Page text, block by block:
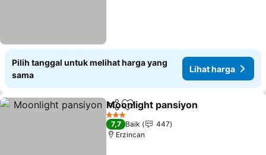
Pilih tanggal untuk melihat harga yang
sama
Lihat harga
BagikanTambahkan ke favorit
Moonlight pansiyon
3 Bintang
7,7 Baik
447
Erzincan